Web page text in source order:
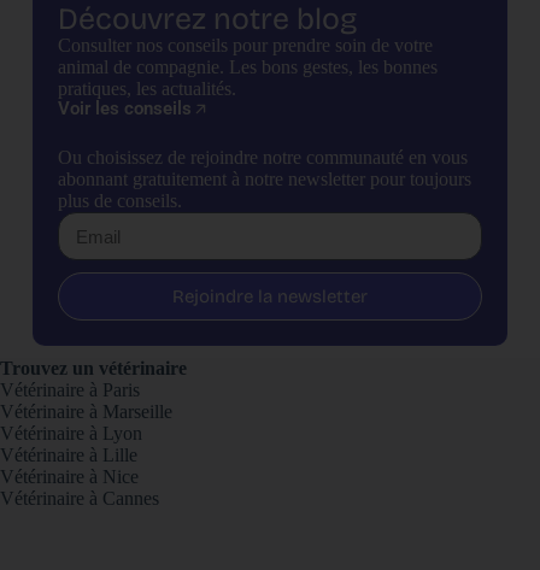
Découvrez notre blog
Consulter nos conseils pour prendre soin de votre
animal de compagnie. Les bons gestes, les bonnes
pratiques, les actualités.
Voir les conseils
Ou choisissez de rejoindre notre communauté en vous
abonnant gratuitement à notre newsletter pour toujours
plus de conseils.
Rejoindre la newsletter
Trouvez un vétérinaire
Vétérinaire à Paris
Vétérinaire à Marseille
Vétérinaire à Lyon
Vétérinaire à Lille
Vétérinaire à Nice
Vétérinaire à Cannes